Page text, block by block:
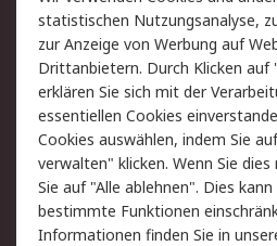
Hilfe
Rechtliches
AGB
Cookie-Richtlinie
Copyright/Impressum
statistischen Nutzungsanalyse,
zur Anzeige von Werbung auf
Drittanbietern. Durch Klicken auf
erklären Sie sich mit der
essentiellen Cookies
Cookies auswählen, indem Sie
verwalten" klicken. Wenn Sie
Sie auf "Alle ablehnen". Dies
bestimmte Funktionen
Informationen finden Sie in